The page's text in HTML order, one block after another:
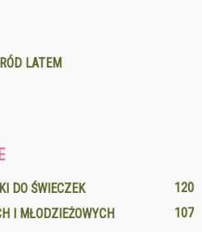
LATEM
DO ŚWIECZEK
120
I MŁODZIEŻOWYCH
107